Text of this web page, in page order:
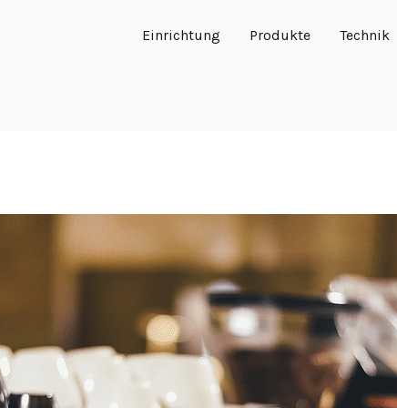
Einrichtung Produkte Technik